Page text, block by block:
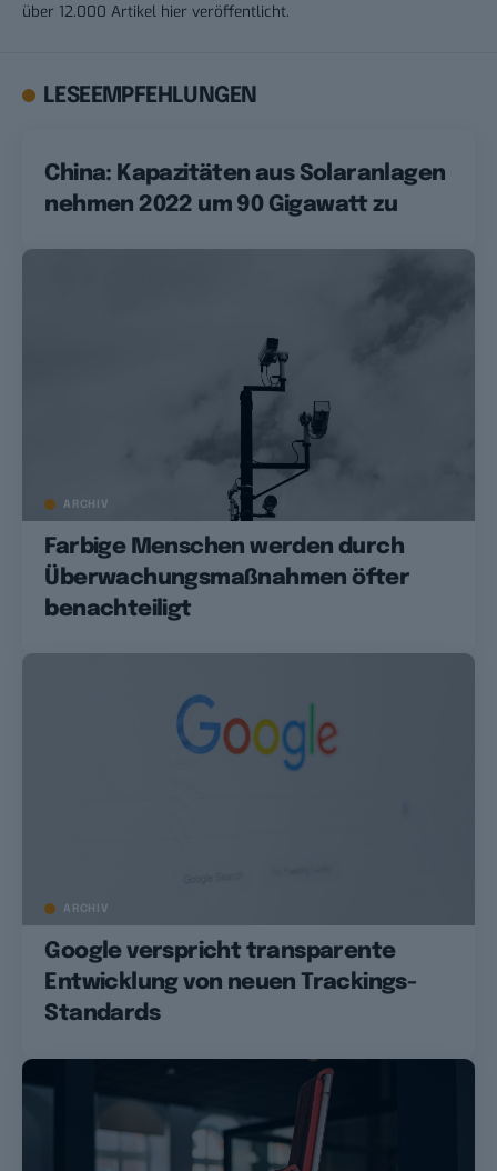
über 12.000 Artikel hier veröffentlicht.
LESEEMPFEHLUNGEN
China: Kapazitäten aus Solaranlagen
nehmen 2022 um 90 Gigawatt zu
ARCHIV
Farbige Menschen werden durch
Überwachungsmaßnahmen öfter
benachteiligt
ARCHIV
Google verspricht transparente
Entwicklung von neuen Trackings-
Standards